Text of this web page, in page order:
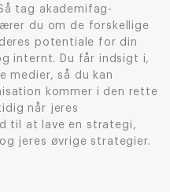
tag akademifag-
du om de forskellige
potentiale for din
internt. Du får indsigt i,
medier, så du kan
kommer i den rette
når jeres
til at lave en strategi,
jeres øvrige strategier.